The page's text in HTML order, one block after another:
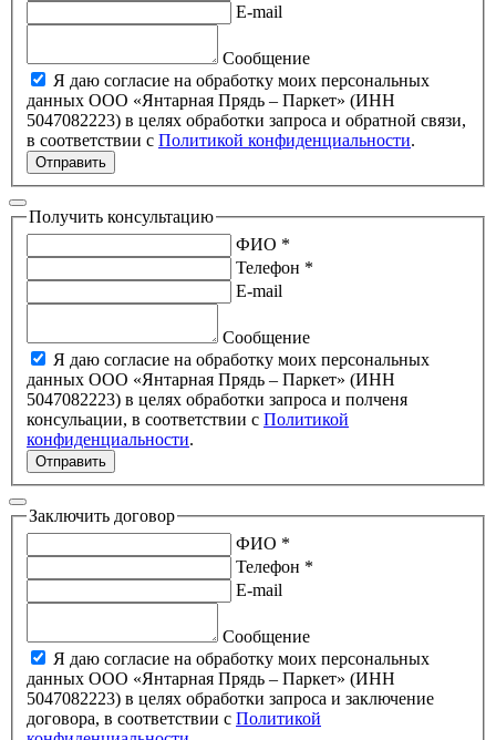
E-mail
Сообщение
Я даю согласие на обработку моих персональных
данных ООО «Янтарная Прядь – Паркет» (ИНН
5047082223) в целях обработки запроса и обратной связи,
в соответствии с Политикой конфиденциальности.
Отправить
Получить консультацию
ФИО *
Телефон *
E-mail
Сообщение
Я даю согласие на обработку моих персональных
данных ООО «Янтарная Прядь – Паркет» (ИНН
5047082223) в целях обработки запроса и полченя
консульации, в соответствии с Политикой
конфиденциальности.
Отправить
Заключить договор
ФИО *
Телефон *
E-mail
Сообщение
Я даю согласие на обработку моих персональных
данных ООО «Янтарная Прядь – Паркет» (ИНН
5047082223) в целях обработки запроса и заключение
договора, в соответствии с Политикой